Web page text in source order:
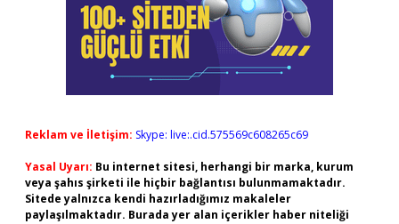
Reklam ve İletişim: Skype: live:.cid.575569c608265c69
Yasal Uyarı: Bu internet sitesi, herhangi bir marka, kurum
veya şahıs şirketi ile hiçbir bağlantısı bulunmamaktadır.
Sitede yalnızca kendi hazırladığımız makaleler
paylaşılmaktadır. Burada yer alan içerikler haber niteliği